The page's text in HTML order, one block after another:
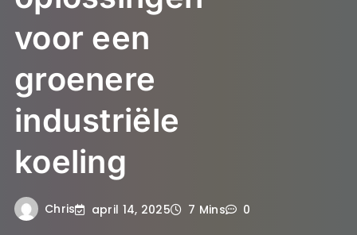
voor een
groenere
industriële
koeling
Chris april 14, 2025 7 Mins 0